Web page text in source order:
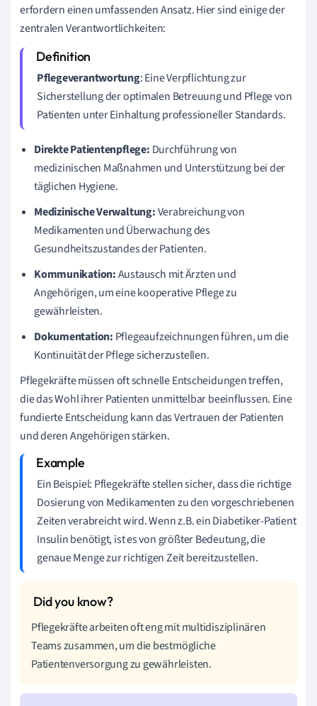
erfordern einen umfassenden Ansatz. Hier sind einige der
zentralen Verantwortlichkeiten:
Pflegeverantwortung: Eine Verpflichtung zur
Sicherstellung der optimalen Betreuung und Pflege von
Patienten unter Einhaltung professioneller Standards.
Direkte Patientenpflege: Durchführung von
medizinischen Maßnahmen und Unterstützung bei der
täglichen Hygiene.
Medizinische Verwaltung:Verabreichung von
Medikamenten und Überwachung des
Gesundheitszustandes der Patienten.
Kommunikation:Austausch mit Ärzten und
Angehörigen, um eine kooperative Pflege zu
gewährleisten.
Dokumentation: Pflegeaufzeichnungen führen, um die
Kontinuität der Pflege sicherzustellen.
Pflegekräfte müssen oft schnelle Entscheidungen treffen,
die das Wohl ihrer Patienten unmittelbar beeinflussen. Eine
fundierte Entscheidung kann das Vertrauen der Patienten
und deren Angehörigen stärken.
Ein Beispiel: Pflegekräfte stellen sicher, dass die richtige
Dosierung von Medikamenten zu den vorgeschriebenen
Zeiten verabreicht wird. Wenn z.B. ein Diabetiker-Patient
Insulin benötigt, ist es von größter Bedeutung, die
genaue Menge zur richtigen Zeit bereitzustellen.
Pflegekräfte arbeiten oft eng mit multidisziplinären
Teams zusammen, um die bestmögliche
Patientenversorgung zu gewährleisten.